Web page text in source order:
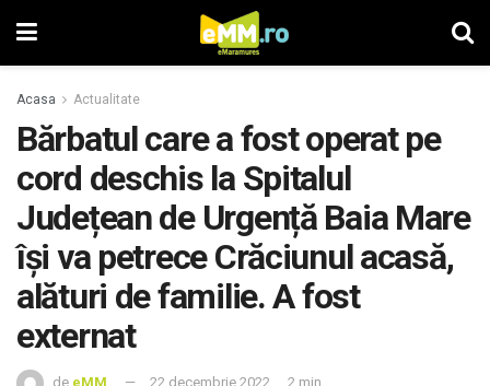
Acasa Actualitate
Bărbatul care a fost operat pe
cord deschis la Spitalul
Județean de Urgență Baia Mare
îşi va petrece Crăciunul acasă,
alături de familie. A fost
externat
de eMM 22 decembrie 2022 2 min